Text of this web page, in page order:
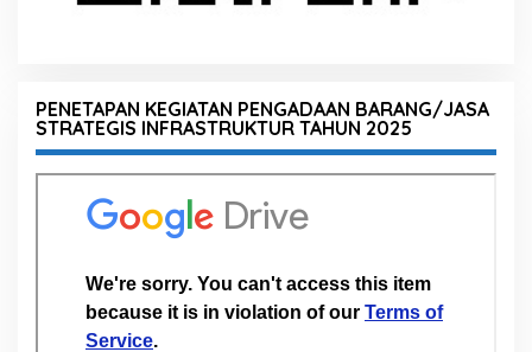
PENETAPAN KEGIATAN PENGADAAN BARANG/JASA
STRATEGIS INFRASTRUKTUR TAHUN 2025